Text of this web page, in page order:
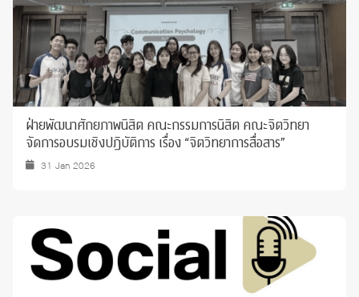
ฝ่ายพัฒนาศักยภาพนิสิต คณะกรรมการนิสิต คณะจิตวิทยา
จัดการอบรมเชิงปฏิบัติการ เรื่อง “จิตวิทยาการสื่อสาร”
31 Jan 2026